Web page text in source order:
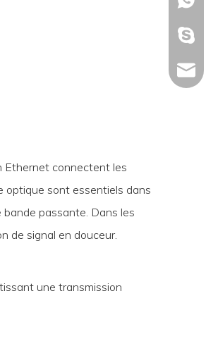
Ethernet connectent les
optique sont essentiels dans
passante. Dans les
de signal en douceur.
une transmission